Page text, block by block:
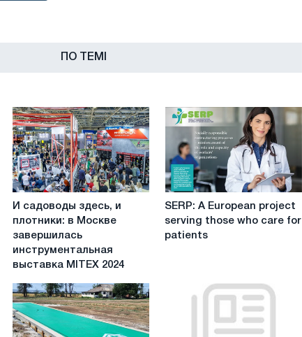
ПО ТЕМІ
И
садоводы
плотники:
Москве
завершилась
инструментальная
выставка
И садоводы здесь, и
плотники: в Москве
завершилась
инструментальная
выставка MITEX 2024
SERP:
European
project
SERP: A European project
serving those who care for
patients